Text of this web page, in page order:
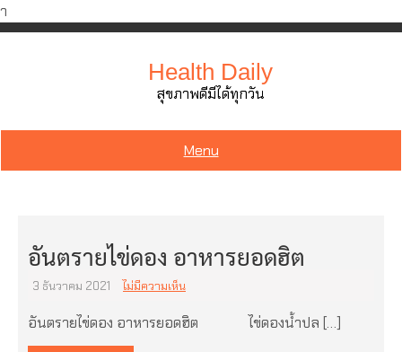
ำ
Skip
Health Daily
สุขภาพดีมีได้ทุกวัน
Menu
อันตรายไข่ดอง อาหารยอดฮิต
3 ธันวาคม 2021 ไม่มีความเห็น
อันตรายไข่ดอง อาหารยอดฮิต ไข่ดองน้ำปล […]